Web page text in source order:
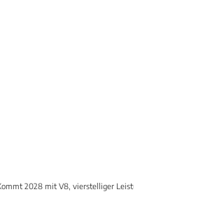
2028 mit V8, vierstelliger Leistung und AWD